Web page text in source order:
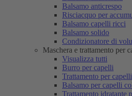
Balsamo anticrespo
Risciacquo per
Balsamo capelli ricci
Balsamo solido
Condizionatore di
Maschera e trattamento per
Visualizza tutti
Burro per capelli
Trattamento per
Balsamo per capelli
Trattamento idratante